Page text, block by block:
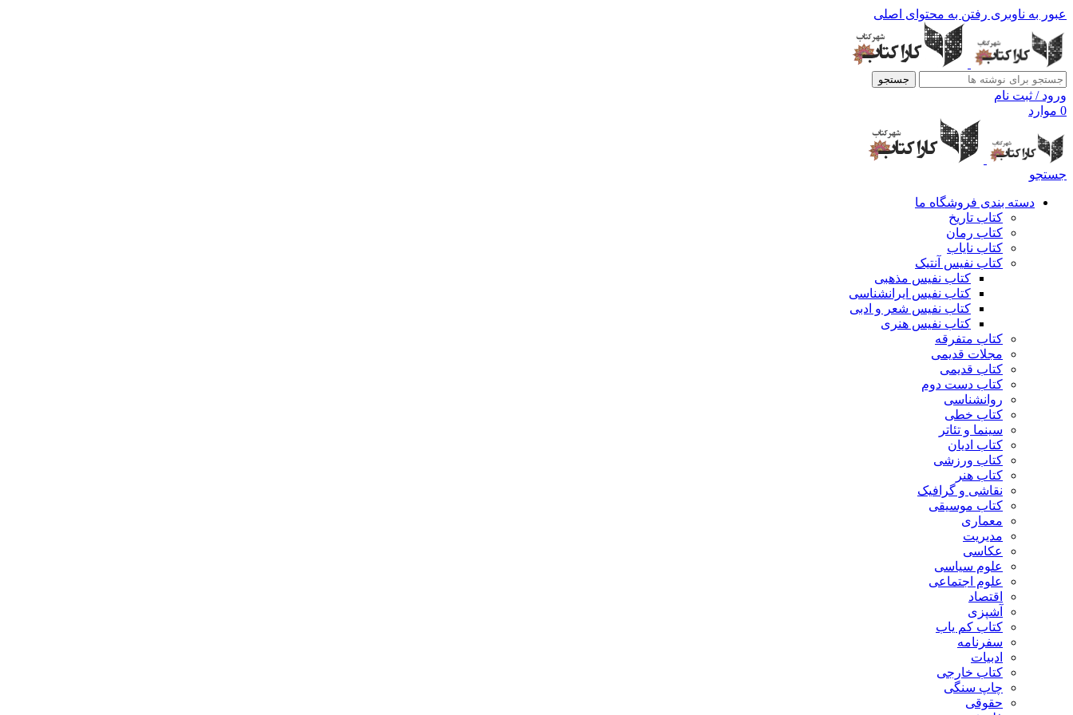
عبور به ناوبری رفتن به محتوای اصلی
جستجو
ورود / ثبت نام
0 موارد
جستجو
دسته بندی فروشگاه ما
کتاب تاریخ
کتاب رمان
کتاب نایاب
کتاب نفیس آنتیک
کتاب نفیس مذهبی
کتاب نفیس ایرانشناسی
کتاب نفیس شعر و ادبی
کتاب نفیس هنری
کتاب متفرقه
مجلات قدیمی
کتاب قدیمی
کتاب دست دوم
روانشناسی
کتاب خطی
سینما و تئاتر
کتاب ادیان
کتاب ورزشی
کتاب هنر
نقاشی و گرافیک
کتاب موسیقی
معماری
مدیریت
عکاسی
علوم سیاسی
علوم اجتماعی
اقتصاد
آشپزی
کتاب کم یاب
سفرنامه
ادبیات
کتاب خارجی
چاپ سنگی
حقوقی